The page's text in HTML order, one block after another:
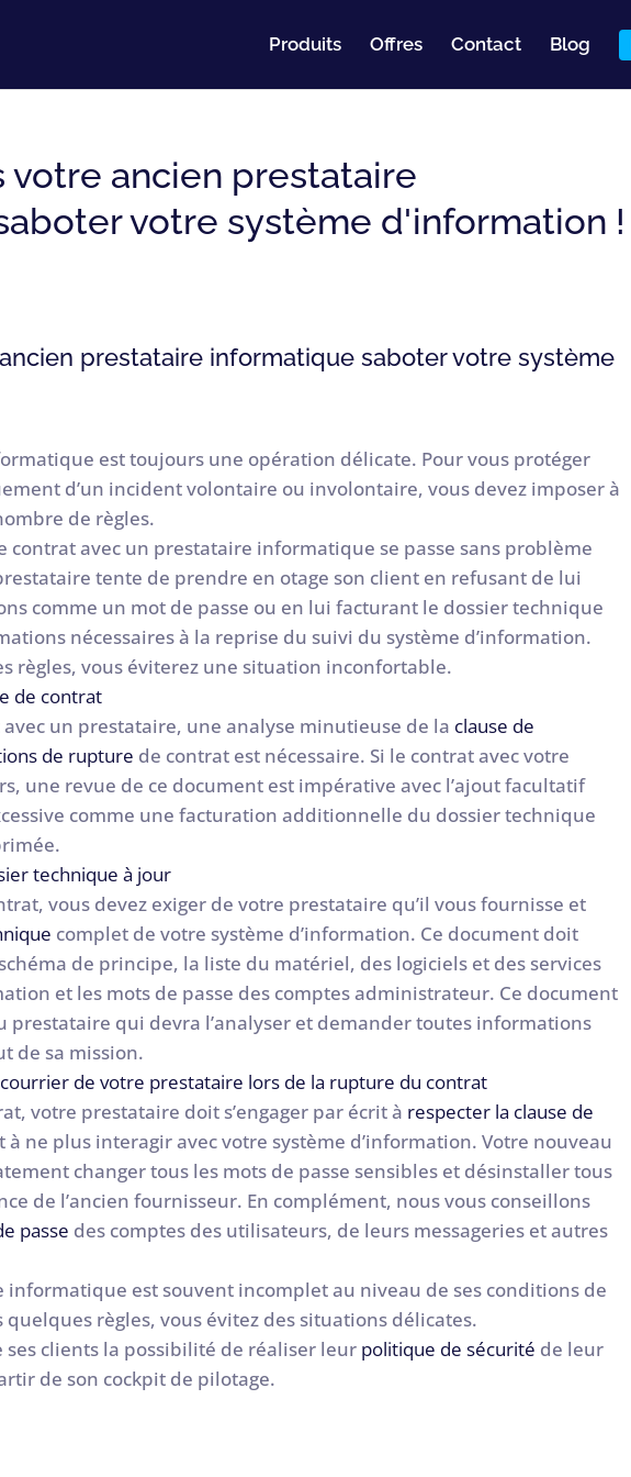
Produits Offres Contact Blog
votre ancien prestataire
votre système d'information !
prestataire informatique saboter votre système
est toujours une opération délicate. Pour vous protéger
d’un incident volontaire ou involontaire, vous devez imposer à
de règles.
contrat avec un prestataire informatique se passe sans problème
tente de prendre en otage son client en refusant de lui
comme un mot de passe ou en lui facturant le dossier technique
nécessaires à la reprise du suivi du système d’information.
règles, vous éviterez une situation inconfortable.
de contrat
un prestataire, une analyse minutieuse de la clause de
de rupture de contrat est nécessaire. Si le contrat avec votre
une revue de ce document est impérative avec l’ajout facultatif
comme une facturation additionnelle du dossier technique
technique à jour
vous devez exiger de votre prestataire qu’il vous fournisse et
complet de votre système d’information. Ce document doit
de principe, la liste du matériel, des logiciels et des services
et les mots de passe des comptes administrateur. Ce document
prestataire qui devra l’analyser et demander toutes informations
de sa mission.
de votre prestataire lors de la rupture du contrat
votre prestataire doit s’engager par écrit à respecter la clause de
à ne plus interagir avec votre système d’information. Votre nouveau
changer tous les mots de passe sensibles et désinstaller tous
de l’ancien fournisseur. En complément, nous vous conseillons
passe des comptes des utilisateurs, de leurs messageries et autres
informatique est souvent incomplet au niveau de ses conditions de
règles, vous évitez des situations délicates.
clients la possibilité de réaliser leur politique de sécurité de leur
de son cockpit de pilotage.